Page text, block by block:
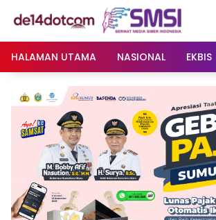
HALAMAN UTAMA
NASIONAL EKBIS